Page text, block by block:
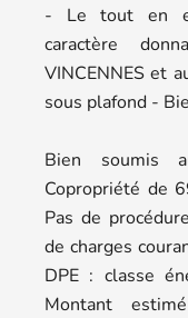
- Le tout en
caractère
VINCENNES et
sous plafond -
Bien soumis
Copropriété de
Pas de
de charges
DPE : classe
Montant